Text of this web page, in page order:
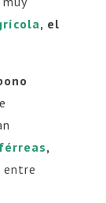
, el
,
, entre